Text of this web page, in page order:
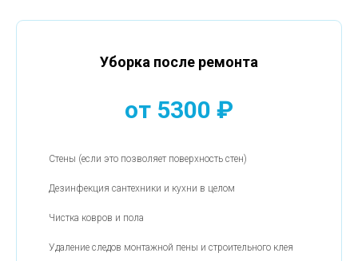
Уборка после ремонта
от 5300 ₽
Стены (если это позволяет поверхность стен)
Дезинфекция сантехники и кухни в целом
Чистка ковров и пола
Удаление следов монтажной пены и строительного клея